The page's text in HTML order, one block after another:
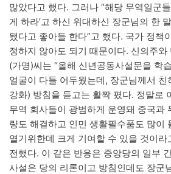
많았다고 했다. 그러나 “해당 무역일군
게 하라’고 하신 위대하신 장군님의 한
됐다고 좋아들 한다”고 했다. 국가 정책
정하지 않아도 되기 때문이다. 신의주와
(가명)씨는 “올해 신년공동사설문을 학
얼굴이 다들 어두웠는데, 장군님께서 친
강화) 방침을 듣고는 활짝 폈다. 정말로
무역 회사들이 광범하게 운영돼 중국과
량도 해결하고 인민 생활필수품도 많이
열기위한데 크게 기여할 수 있을 것이라
전했다. 이 같은 반응은 중앙당의 일부
사설은 당의 리론이고 방침인데도 장군